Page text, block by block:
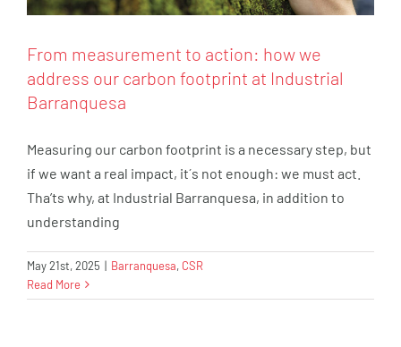
From measurement to action: how we
address our carbon footprint at Industrial
Barranquesa
Measuring our carbon footprint is a necessary step, but
if we want a real impact, it´s not enough: we must act.
Tha’ts why, at Industrial Barranquesa, in addition to
understanding
May 21st, 2025 | Barranquesa, CSR
Read MoreBarranquesa has developed a Gender